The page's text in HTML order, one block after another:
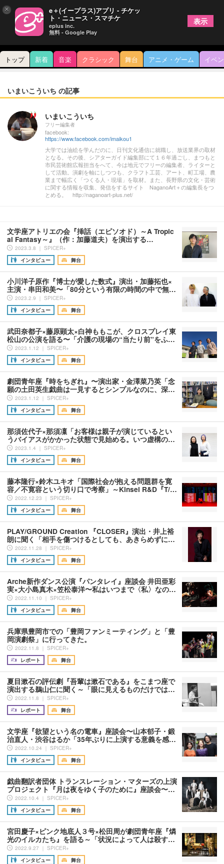
トップ 新着 音楽 クラシック 舞台 アニメ・ゲーム イベ
いまいこういち の記事
いまいこういち
フリー編集者
facebook:
https://www.facebook.com/imaikou1
大学では油絵を学んだのに、日刊文化通信に就職し、放送業界の取材
となる。その後、シアターガイド編集部にて１６年過ごし、まつもと
市民芸術館広報担当をへて、今は地元でフリーの編集者、ライターと
して活動。演劇を軸にしつつも、クラフト工芸、アート、町工場、農
業まで幅広く「つくる人・現場」を取材。また、長野県の文化・芸術
に関する情報を収集、発信をするサイト NaganoArt＋の編集長をつ
とめる。 http://naganoart-plus.net/
文学座アトリエの会『挿話（エピソオド）～A Tropic
al Fantasy～』（作：加藤道夫）を演出する…
2023.3.8 ｜ SPICER+
インタビュー
舞台
小川洋子原作『博士が愛した数式』演出・加藤拓也×
主演・串田和美〜「80分という有限の時間の中で無…
2023.2.9 ｜ SPICER+
インタビュー
舞台
武田奈都子×藤原顕太×白神ももこが、クロスプレイ東
松山の公演を語る〜「介護の現場の“当たり前”をふ…
2023.1.12 ｜ SPICER+
インタビュー
舞台
劇団青年座『時をちぎれ』〜演出家・金澤菜乃英「念
願の土田英生戯曲は一見するとシンプルなのに、深…
2023.1.12 ｜ SPICER+
インタビュー
舞台
那須佐代子×那須凜「お客様は親子が演じているとい
うバイアスがかかった状態で見始める。いつ虚構の…
2023.1.4 ｜ SPICER+
インタビュー
舞台
藤本隆行×鈴木ユキオ「国際社会が抱える問題群を寛
容／不寛容という切り口で考察」～Kinsei R&D『T/…
2022.12.23 ｜ SPICER+
インタビュー
舞台
PLAY/GROUND Creation 『CLOSER』演出・井上裕
朗に聞く「相手を傷つけるとしても、あきらめずに…
2022.11.28 ｜ SPICER+
インタビュー
舞台
Arche新作ダンス公演『パンタレイ』座談会 井田亜彩
実×大小島真木×笠松泰洋〜私はいつまで〈私〉なの…
2022.11.10 ｜ SPICER+
インタビュー
舞台
兵庫県豊岡市での「豊岡ファンミーティング」と「豊
岡演劇祭」に行ってきた。
2022.11.8 ｜ SPICER+
レポート
舞台
夏目漱石の評伝劇『吾輩は漱石である』をこまつ座で
演出する鵜山仁に聞く～「眼に見えるものだけでは…
2022.11.8 ｜ SPICER+
レポート
舞台
文学座『欲望という名の電車』座談会〜山本郁子・鍛
治直人・渋谷はるか「35年ぶりに上演する意義を感…
2022.10.24 ｜ SPICER+
インタビュー
舞台
戯曲翻訳者団体 トランスレーション・マターズの上演
プロジェクト『月は夜をゆく子のために』座談会〜…
2022.10.4 ｜ SPICER+
インタビュー
舞台
宮田慶子×ピンク地底人３号×松田周が劇団青年座『燐
光のイルカたち』を語る～「状況によって人は殺す…
2022.9.27 ｜ SPICER+
インタビュー
舞台
× e＋(イープラス)アプリ - チケッ
ト・ニュース・スマチケ
eplus inc.
無料 - Google Play
表示